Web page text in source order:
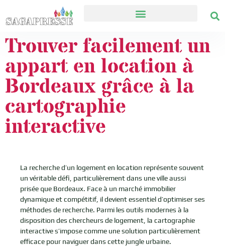
Trouver facilement un
appart en location à
Bordeaux grâce à la
cartographie
interactive
La recherche d’un logement en location représente souvent
un véritable défi, particulièrement dans une ville aussi
prisée que Bordeaux. Face à un marché immobilier
dynamique et compétitif, il devient essentiel d’optimiser ses
méthodes de recherche. Parmi les outils modernes à la
disposition des chercheurs de logement, la cartographie
interactive s’impose comme une solution particulièrement
efficace pour naviguer dans cette jungle urbaine.